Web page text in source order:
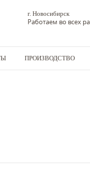
г. Новосибирск
Работаем во всех
ПРОИЗВОДСТВО
бруса - №8 15,6х15,7